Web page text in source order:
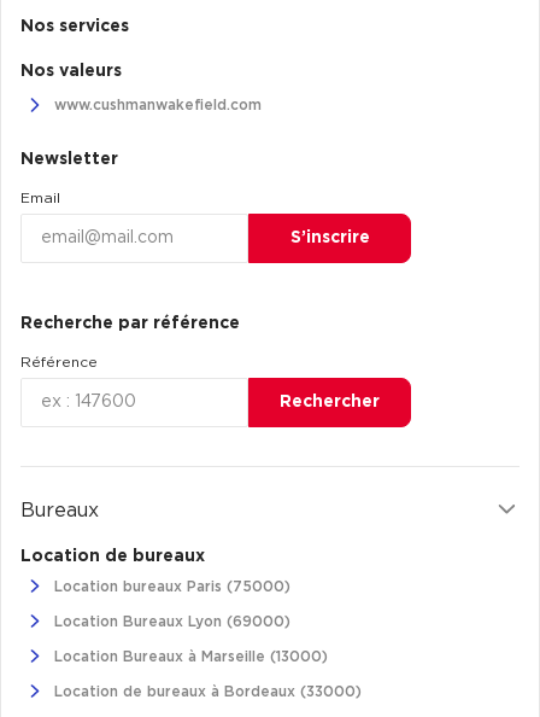
Nos services
Nos valeurs
www.cushmanwakefield.com
Newsletter
Email
S’inscrire
Recherche par référence
Référence
Rechercher
Bureaux
Location de bureaux
Location bureaux Paris (75000)
Location Bureaux Lyon (69000)
Location Bureaux à Marseille (13000)
Location de bureaux à Bordeaux (33000)